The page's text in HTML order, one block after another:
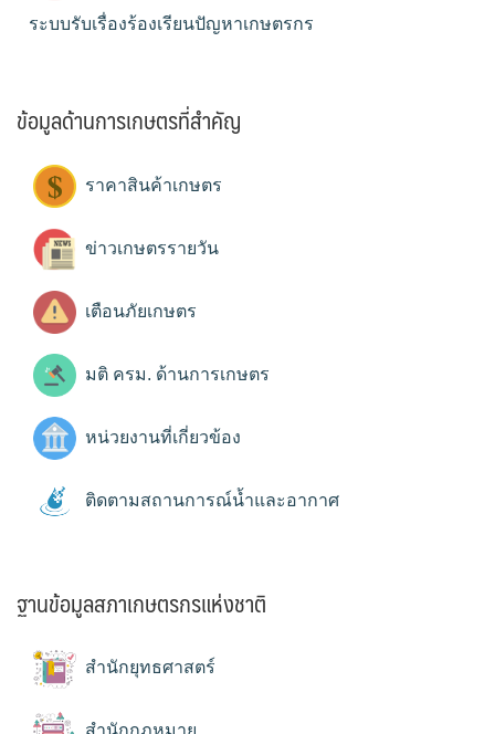
ระบบรับเรื่องร้องเรียนปัญหาเกษตรกร
ข้อมูลด้านการเกษตรที่สำคัญ
ราคาสินค้าเกษตร
ข่าวเกษตรรายวัน
เตือนภัยเกษตร
มติ ครม. ด้านการเกษตร
หน่วยงานที่เกี่ยวข้อง
ติดตามสถานการณ์น้ำและอากาศ
ฐานข้อมูลสภาเกษตรกรแห่งชาติ
สำนักยุทธศาสตร์